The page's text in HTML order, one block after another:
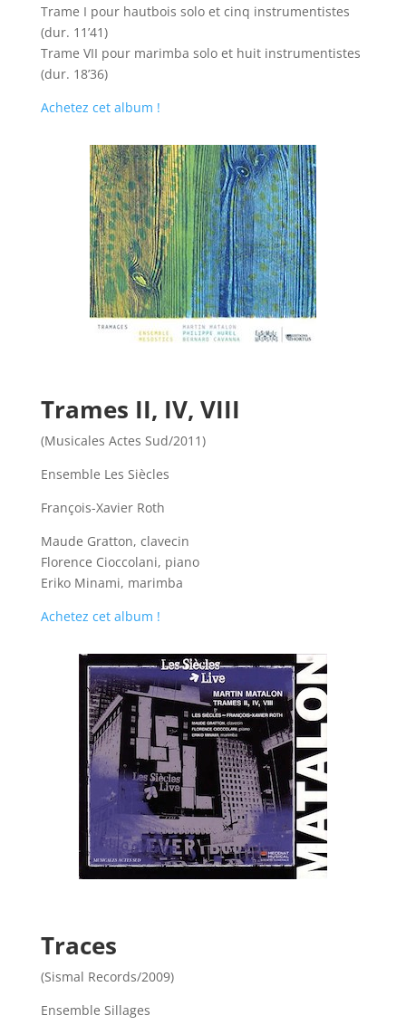
Trame I pour hautbois solo et cinq instrumentistes
(dur. 11’41)
Trame VII pour marimba solo et huit instrumentistes
(dur. 18’36)
Achetez cet album !
Trames II, IV, VIII
(Musicales Actes Sud/2011)
Ensemble Les Siècles
François-Xavier Roth
Maude Gratton, clavecin
Florence Cioccolani, piano
Eriko Minami, marimba
Achetez cet album !
Traces
(Sismal Records/2009)
Ensemble Sillages